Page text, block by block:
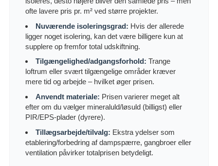
ofte lavere pris pr. m² ved større projekter.
Nuværende isoleringsgrad: Hvis der allerede
ligger noget isolering, kan det være billigere kun at
supplere op fremfor total udskiftning.
Tilgængelighed/adgangsforhold: Trange
loftrum eller svært tilgængelige områder kræver
mere tid og arbejde – hvilket øger prisen.
Anvendt materiale: Prisen varierer meget alt
efter om du vælger mineraluld/løsuld (billigst) eller
PIR/EPS-plader (dyrere).
Tillægsarbejde/tilvalg: Ekstra ydelser som
etablering/forbedring af dampspærre, gangbroer eller
ventilation påvirker totalprisen betydeligt.